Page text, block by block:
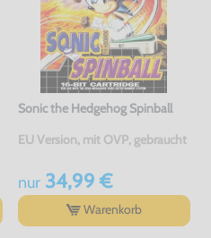
Sonic the Hedgehog Spinball
EU Version, mit OVP, gebraucht
nur34,99 €
Warenkorb